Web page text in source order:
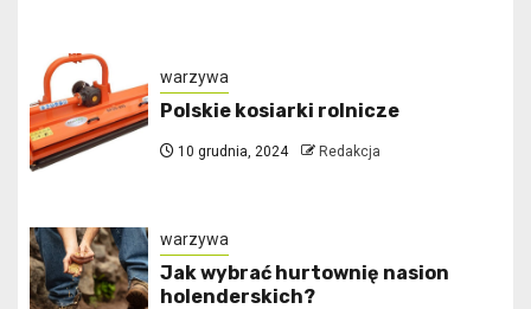
warzywa
Polskie kosiarki rolnicze
10 grudnia, 2024 Redakcja
warzywa
Jak wybrać hurtownię nasion
holenderskich?